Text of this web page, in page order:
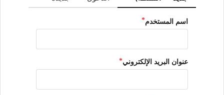
اسم المستخدم
عنوان البريد الإلكتروني